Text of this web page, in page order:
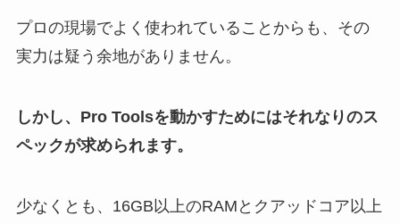
プロの現場でよく使われていることからも、その
実力は疑う余地がありません。
しかし、Pro Toolsを動かすためにはそれなりのス
ペックが求められます。
少なくとも、16GB以上のRAMとクアッドコア以上